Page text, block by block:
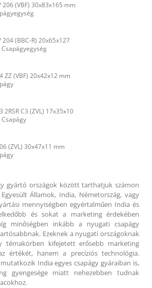
206 (VBF) 30x83x165 mm
204 (BBC-R) 20x65x127
ZZ (VBF) 20x42x12 mm
2RSR C3 (ZVL) 17x35x10
(ZVL) 30x47x11 mm
gyártó országok között tarthatjuk számon
Államok, India, Németország, vagy
mennyiségben egyértalműen India és
és sokat a marketing érdekében
minőségben inkább a nyugati csapágy
Ezeknek a nyugati országoknak
témakörben kifejetett erősebb marketing
értékét, hanem a precíziós technológia.
India egyes csapágy gyáraiban is,
gyengesége miatt nehezebben tudnak